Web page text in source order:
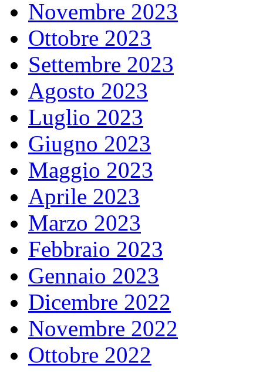
Novembre 2023
Ottobre 2023
Settembre 2023
Agosto 2023
Luglio 2023
Giugno 2023
Maggio 2023
Aprile 2023
Marzo 2023
Febbraio 2023
Gennaio 2023
Dicembre 2022
Novembre 2022
Ottobre 2022